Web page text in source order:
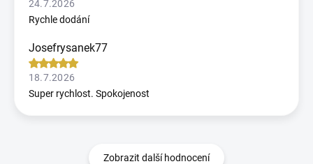
24.7.2026
Rychle dodání
Josefrysanek77
18.7.2026
Super rychlost. Spokojenost
Zobrazit další hodnocení